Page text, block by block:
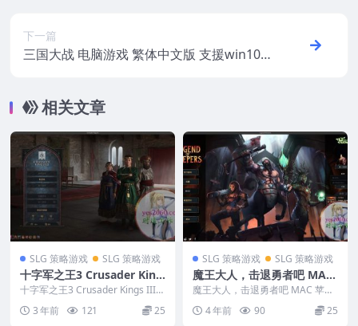
下一篇
三国大战 电脑游戏 繁体中文版 支援win10
相关文章
SLG 策略游戏 SLG 策略游戏
十字军之王3 Crusader King
s III MAC苹果电脑游戏 原生
中文版 支持12 13 14
十字军之王3 Crusader Kings III
MAC苹果电脑游戏 原生中文...
3 年前 121 25
SLG 策略游戏 SLG 策略游戏
魔王大人，击退勇者吧 MAC
苹果电脑游戏 繁体中文版 支
援10.15 11 12 13 适用于AP
PLE CPU
魔王大人，击退勇者吧 MAC 苹果
电脑游戏 繁体中文版 支援10.15 1
1 1...4 年前 90 25